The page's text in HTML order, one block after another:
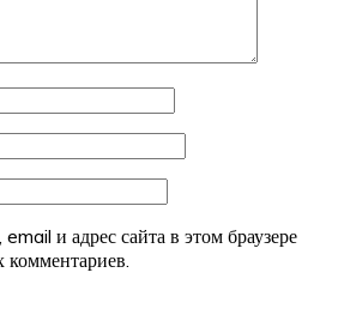
и адрес сайта в этом браузере